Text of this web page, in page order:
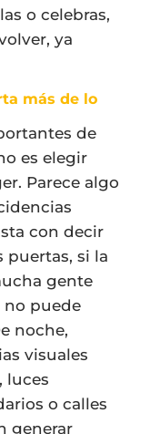
o celebras,
ya
más de lo
de
es elegir
Parece algo
con decir
puertas, si la
gente
no puede
noche,
visuales
luces
o calles
generar